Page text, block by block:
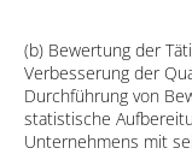
(b) Bewertung der
Verbesserung der
Durchführung von
statistische
Unternehmens mit